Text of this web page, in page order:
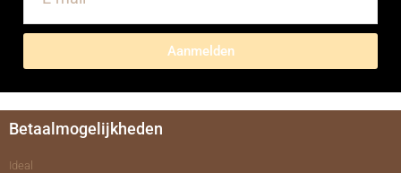
Aanmelden
Betaalmogelijkheden
Ideal